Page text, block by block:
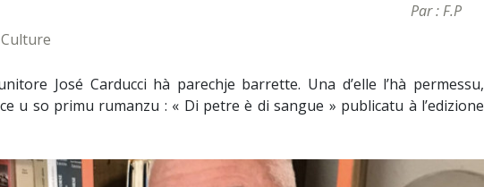
Par : F.P
Culture
José Carducci hà parechje barrette. Una d’elle l’hà permessu,
u so primu rumanzu : « Di petre è di sangue » publicatu à l’edizione